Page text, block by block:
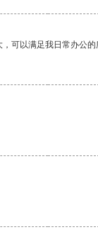
可以满足我日常办公